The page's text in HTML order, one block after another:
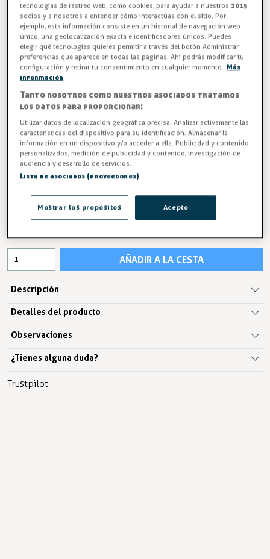
Guia para Puerta Corredera Industrial
Descubre la Guía Puerta Corredera Industrial Fermatic
2310, diseñada para ofrecer estabilidad y durabilidad.
Optimiza el movimiento de tus puertas correderas
industriales. ¡Compra ahora!
Entrega en 24/48h
Medida (mm)
134,08 €
AÑADIR A LA CESTA
Descripción
Detalles del producto
Observaciones
¿Tienes alguna duda?
Trustpilot
tecnologías de rastreo web, como cookies, para ayudar a nuestros 1015
socios y a nosotros a entender cómo interactúas con el sitio. Por
ejemplo, esta información consiste en un historial de navegación web
único, una geolocalización exacta e identificadores únicos. Puedes
elegir qué tecnologías quieres permitir a través del botón Administrar
preferencias que aparece en todas las páginas. Ahí podrás modificar tu
configuración y retirar tu consentimiento en cualquier momento. Más
información
Tanto nosotros como nuestros asociados tratamos
los datos para proporcionar:
Utilizar datos de localización geográfica precisa. Analizar activamente las
características del dispositivo para su identificación. Almacenar la
información en un dispositivo y/o acceder a ella. Publicidad y contenido
personalizados, medición de publicidad y contenido, investigación de
audiencia y desarrollo de servicios.
Lista de asociados (proveedores)
Acepto
Mostrar los propósitos